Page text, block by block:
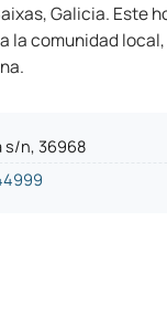
Galicia. Este
la comunidad
s/n, 36968